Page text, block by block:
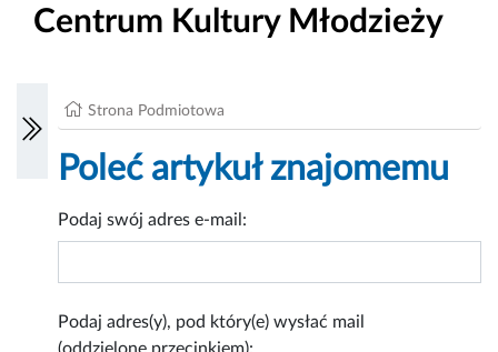
Centrum Kultury Młodzieży
Strona Podmiotowa
Poleć artykuł znajomemu
Podaj swój adres e-mail:
Podaj adres(y), pod który(e) wysłać mail